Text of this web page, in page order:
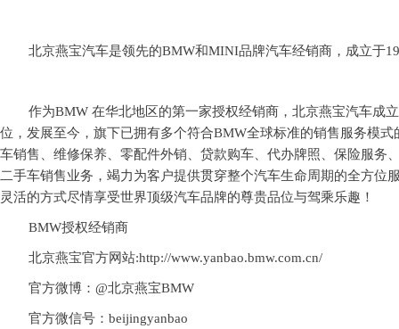
北京燕宝汽车是领先的BMW和MINI品牌汽车经销商，成立于
作为BMW 在华北地区的第一家授权经销商，北京燕宝汽车成立
位，发展至今，旗下已拥有多个符合BMW全球标准的销售服务模
车销售、维修保养、零配件外销、贷款购车、代办牌照、保险服务
二手车销售业务，竭力为客户提供贯穿整个汽车生命周期的全方位
灵活的方式尽情享受世界顶级汽车品牌的尊贵品位与驾乘乐趣！
BMW授权经销商
北京燕宝官方网站:http://www.yanbao.bmw.com.cn/
官方微博： @北京燕宝BMW
官方微信号： beijingyanbao